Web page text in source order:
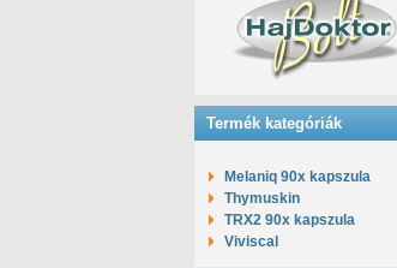
Termék kategóriák
Melaniq 90x kapszula
Thymuskin
TRX2 90x kapszula
Viviscal